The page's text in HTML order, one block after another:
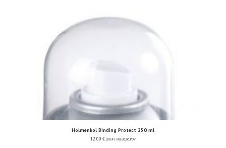
Holmenkol Binding Protect 250 ml
12.00 € (90.41 kn) uključ. PDV